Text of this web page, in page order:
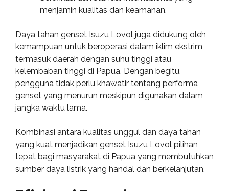
menjamin kualitas dan keamanan.
Daya tahan genset Isuzu Lovol juga didukung oleh
kemampuan untuk beroperasi dalam iklim ekstrim,
termasuk daerah dengan suhu tinggi atau
kelembaban tinggi di Papua. Dengan begitu,
pengguna tidak perlu khawatir tentang performa
genset yang menurun meskipun digunakan dalam
jangka waktu lama.
Kombinasi antara kualitas unggul dan daya tahan
yang kuat menjadikan genset Isuzu Lovol pilihan
tepat bagi masyarakat di Papua yang membutuhkan
sumber daya listrik yang handal dan berkelanjutan.